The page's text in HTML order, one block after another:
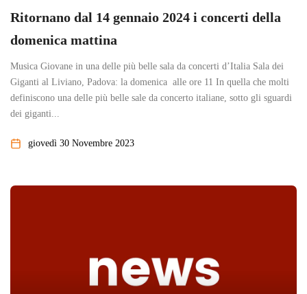
Ritornano dal 14 gennaio 2024 i concerti della
domenica mattina
Musica Giovane in una delle più belle sala da concerti d’Italia Sala dei
Giganti al Liviano, Padova: la domenica alle ore 11 In quella che molti
definiscono una delle più belle sale da concerto italiane, sotto gli sguardi
dei giganti...
giovedì 30 Novembre 2023